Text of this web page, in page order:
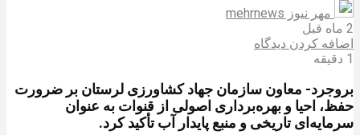
مهر نیوز mehrnews
2 ماه قبل
اضافه کردن دیدگاه
1 دقیقه
بروجرد- معاون سازمان جهاد کشاورزی لرستان بر ضرورت
حفظ، احیا و بهره‌برداری اصولی از قنوات به عنوان
سرمایه‌ای تاریخی و منبع پایدار آب تأکید کرد.